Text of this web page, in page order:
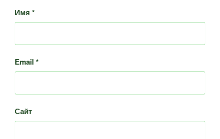
Имя *
Email *
Сайт